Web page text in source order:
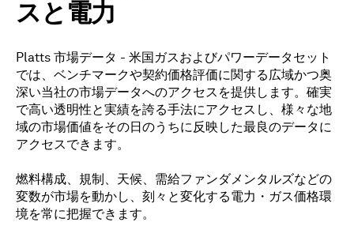
スと電力
Platts 市場データ - 米国ガスおよびパワーデータセット
では、ベンチマークや契約価格評価に関する広域かつ奥
深い当社の市場データへのアクセスを提供します。確実
で高い透明性と実績を誇る手法にアクセスし、様々な地
域の市場価値をその日のうちに反映した最良のデータに
アクセスできます。
燃料構成、規制、天候、需給ファンダメンタルズなどの
変数が市場を動かし、刻々と変化する電力・ガス価格環
境を常に把握できます。